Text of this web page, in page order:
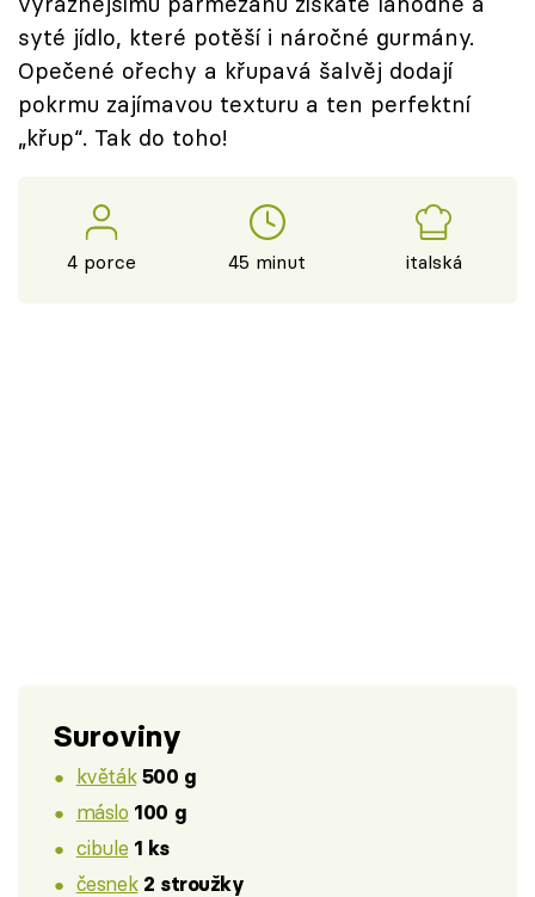
Sledujte nás
syté jídlo, které potěší i náročné gurmány.
Opečené ořechy a křupavá šalvěj dodají
pokrmu zajímavou texturu a ten perfektní
„křup“. Tak do toho!
4 porce 45 minut italská
Suroviny
květák 500 g
máslo 100 g
cibule 1 ks
česnek 2 stroužky